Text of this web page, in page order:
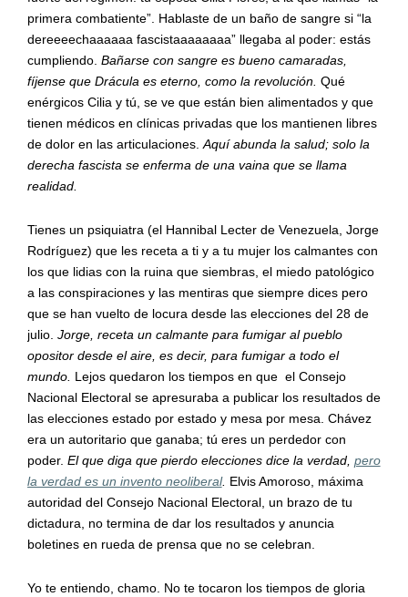
primera combatiente”. Hablaste de un baño de sangre si “la
dereeeechaaaaaa fascistaaaaaaaa” llegaba al poder: estás
cumpliendo. Bañarse con sangre es bueno camaradas,
fíjense que Drácula es eterno, como la revolución. Qué
enérgicos Cilia y tú, se ve que están bien alimentados y que
tienen médicos en clínicas privadas que los mantienen libres
de dolor en las articulaciones.Aquí abunda la salud; solo la
derecha fascista se enferma de una vaina que se llama
realidad.
Tienes un psiquiatra (el Hannibal Lecter de Venezuela, Jorge
Rodríguez) que les receta a ti y a tu mujer los calmantes con
los que lidias con la ruina que siembras, el miedo patológico
a las conspiraciones y las mentiras que siempre dices pero
que se han vuelto de locura desde las elecciones del 28 de
julio. Jorge, receta un calmante para fumigar al pueblo
opositor desde el aire, es decir, para fumigar a todo el
mundo. Lejos quedaron los tiempos en que el Consejo
Nacional Electoral se apresuraba a publicar los resultados de
las elecciones estado por estado y mesa por mesa. Chávez
era un autoritario que ganaba; tú eres un perdedor con
poder. El que diga que pierdo elecciones dice la verdad, pero
la verdad es un invento neoliberal. Elvis Amoroso, máxima
autoridad del Consejo Nacional Electoral, un brazo de tu
dictadura, no termina de dar los resultados y anuncia
boletines en rueda de prensa que no se celebran.
Yo te entiendo, chamo. No te tocaron los tiempos de gloria